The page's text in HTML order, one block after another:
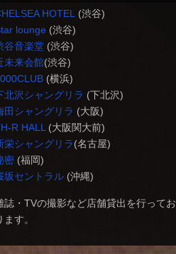
HOTEL
(渋谷)
lounge(渋谷)
谷音楽堂(渋谷)
未来会館(渋谷)
(横浜)
北沢シャングリラ (下北沢)
田シャングリラ (大阪)
R HALL (大阪関大前)
栄シャングリラ(名古屋)
密(福岡)
坂セントラル(沖縄)
誌・TVの撮影など店舗貸出を行ってお
ます。